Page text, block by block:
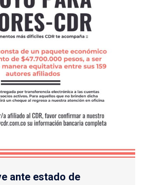
ante estado de